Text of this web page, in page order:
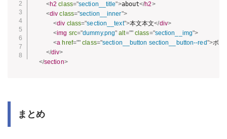
<h2 class="section__title">about</h2>
<div class="section__inner">
<div class="section__text">本文本文</div>
<img src="dummy.png" alt="" class="section__img">
<a href="" class="section__button section__button--red">ボタ
</div>
</section>
まとめ